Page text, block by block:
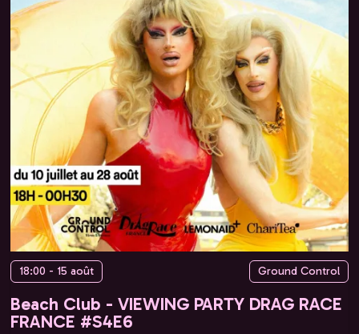
18:00 - 15 août Ground Control
Beach Club - VIEWING PARTY DRAG RACE
FRANCE #S4E6